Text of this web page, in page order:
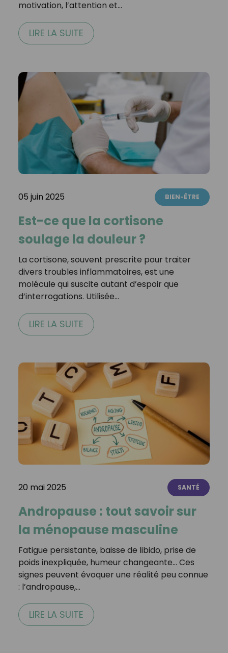
motivation, l’attention et…
LIRE LA SUITE
05 juin 2025 BIEN-ÊTRE
Est-ce que la cortisone
soulage la douleur ?
La cortisone, souvent prescrite pour traiter
divers troubles inflammatoires, est une
molécule qui suscite autant d’espoir que
d’interrogations. Utilisée…
LIRE LA SUITE
20 mai 2025 SANTÉ
Andropause : tout savoir sur
la ménopause masculine
Fatigue persistante, baisse de libido, prise de
poids inexpliquée, humeur changeante… Ces
signes peuvent évoquer une réalité peu connue
: l’andropause,…
LIRE LA SUITE